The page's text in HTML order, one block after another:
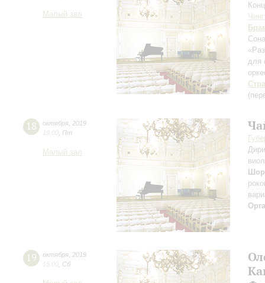
Малый зал
для
18 октября 2019
19:00 Пт
Малый зал
Шор
19 октября 2019
15:00 Сб